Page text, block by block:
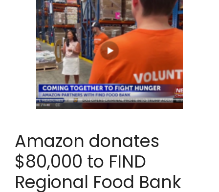
Amazon donates
$80,000 to FIND
Regional Food Bank